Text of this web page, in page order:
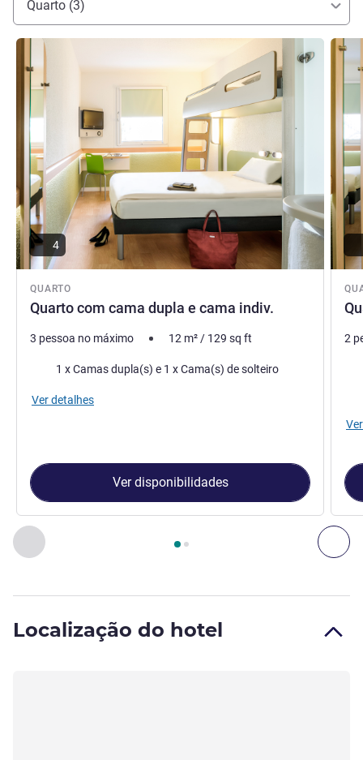
Quarto (3)
Anterior - Quarto
Página , Quarto 1 : Quarto com cama dupla e cama
QUARTO
Quarto com cama dupla e cama indiv.
Ver detalhes
4
3 pessoa no máximo 12 m²/ 129 sq ft
Cama 1 x Camas dupla(s) e 1 x Cama(s) de solteiro
Ver detalhes
Ver disponibilidades
Ver
2
Localização do hotel